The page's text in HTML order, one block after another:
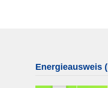
Energieausweis